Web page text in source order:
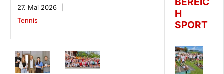
27. Mai 2026
Tennis
H
SPORT